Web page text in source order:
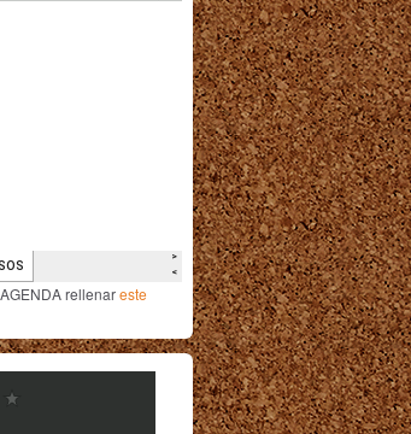
rellenareste